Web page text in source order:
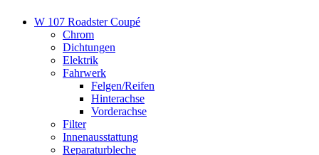
W 107 Roadster Coupé
Chrom
Dichtungen
Elektrik
Fahrwerk
Felgen/Reifen
Hinterachse
Vorderachse
Filter
Innenausstattung
Reparaturbleche